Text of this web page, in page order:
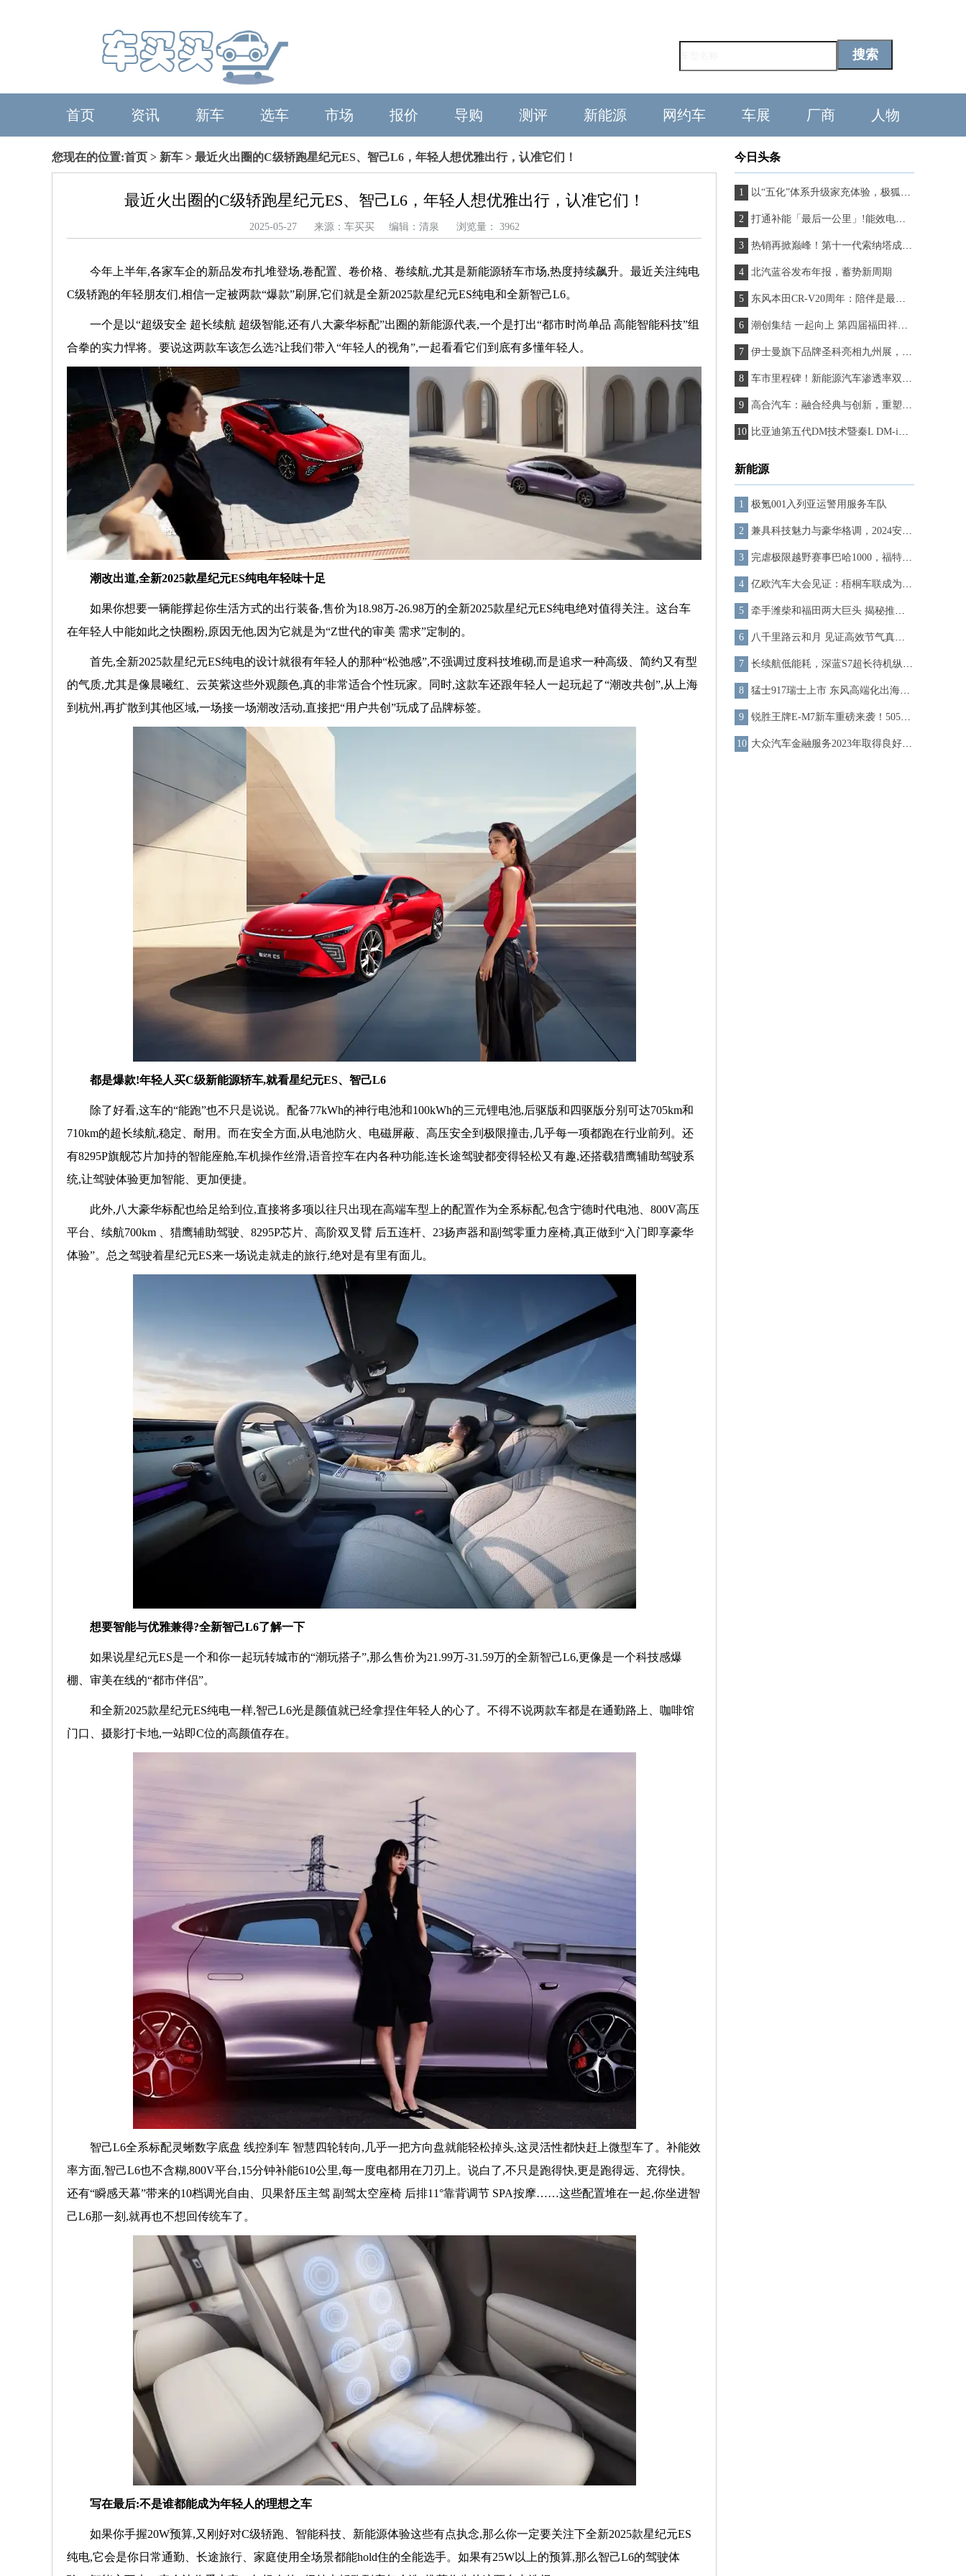
首页 资讯 新车 选车 市场 报价 导购 测评 新能源 网约车 车展 厂商 人物
您现在的位置:首页 > 新车 > 最近火出圈的C级轿跑星纪元ES、智己L6，年轻人想优雅出行，认准它们！
最近火出圈的C级轿跑星纪元ES、智己L6，年轻人想优雅出行，认准它们！
2025-05-27 来源：车买买 编辑：清泉 浏览量： 3962
今年上半年,各家车企的新品发布扎堆登场,卷配置、卷价格、卷续航,尤其是新能源轿车市场,热度持续飙升。最近关注纯电
C级轿跑的年轻朋友们,相信一定被两款“爆款”刷屏,它们就是全新2025款星纪元ES纯电和全新智己L6。
一个是以“超级安全 超长续航 超级智能,还有八大豪华标配”出圈的新能源代表,一个是打出“都市时尚单品 高能智能科技”组
合拳的实力悍将。要说这两款车该怎么选?让我们带入“年轻人的视角”,一起看看它们到底有多懂年轻人。
潮改出道,全新2025款星纪元ES纯电年轻味十足
如果你想要一辆能撑起你生活方式的出行装备,售价为18.98万-26.98万的全新2025款星纪元ES纯电绝对值得关注。这台车
在年轻人中能如此之快圈粉,原因无他,因为它就是为“Z世代的审美 需求”定制的。
首先,全新2025款星纪元ES纯电的设计就很有年轻人的那种“松弛感”,不强调过度科技堆砌,而是追求一种高级、简约又有型
的气质,尤其是像晨曦红、云英紫这些外观颜色,真的非常适合个性玩家。同时,这款车还跟年轻人一起玩起了“潮改共创”,从上海
到杭州,再扩散到其他区域,一场接一场潮改活动,直接把“用户共创”玩成了品牌标签。
都是爆款!年轻人买C级新能源轿车,就看星纪元ES、智己L6
除了好看,这车的“能跑”也不只是说说。配备77kWh的神行电池和100kWh的三元锂电池,后驱版和四驱版分别可达705km和
710km的超长续航,稳定、耐用。而在安全方面,从电池防火、电磁屏蔽、高压安全到极限撞击,几乎每一项都跑在行业前列。还
有8295P旗舰芯片加持的智能座舱,车机操作丝滑,语音控车在内各种功能,连长途驾驶都变得轻松又有趣,还搭载猎鹰辅助驾驶系
统,让驾驶体验更加智能、更加便捷。
此外,八大豪华标配也给足给到位,直接将多项以往只出现在高端车型上的配置作为全系标配,包含宁德时代电池、800V高压
平台、续航700km 、猎鹰辅助驾驶、8295P芯片、高阶双叉臂 后五连杆、23扬声器和副驾零重力座椅,真正做到“入门即享豪华
体验”。总之驾驶着星纪元ES来一场说走就走的旅行,绝对是有里有面儿。
想要智能与优雅兼得?全新智己L6了解一下
如果说星纪元ES是一个和你一起玩转城市的“潮玩搭子”,那么售价为21.99万-31.59万的全新智己L6,更像是一个科技感爆
棚、审美在线的“都市伴侣”。
和全新2025款星纪元ES纯电一样,智己L6光是颜值就已经拿捏住年轻人的心了。不得不说两款车都是在通勤路上、咖啡馆
门口、摄影打卡地,一站即C位的高颜值存在。
智己L6全系标配灵蜥数字底盘 线控刹车 智慧四轮转向,几乎一把方向盘就能轻松掉头,这灵活性都快赶上微型车了。补能效
率方面,智己L6也不含糊,800V平台,15分钟补能610公里,每一度电都用在刀刃上。说白了,不只是跑得快,更是跑得远、充得快。
还有“瞬感天幕”带来的10档调光自由、贝果舒压主驾 副驾太空座椅 后排11°靠背调节 SPA按摩……这些配置堆在一起,你坐进智
己L6那一刻,就再也不想回传统车了。
写在最后:不是谁都能成为年轻人的理想之车
如果你手握20W预算,又刚好对C级轿跑、智能科技、新能源体验这些有点执念,那么你一定要关注下全新2025款星纪元ES
纯电,它会是你日常通勤、长途旅行、家庭使用全场景都能hold住的全能选手。如果有25W以上的预算,那么智己L6的驾驶体
今日头条
以“五化”体系升级家充体验，极狐引领新能源用户服务新态势
​打通补能「最后一公里」!能效电气发布天璇充电桩:兼顾好看实用
热销再掀巅峰！第十一代索纳塔成为市场宠儿
北汽蓝谷发布年报，蓄势新周期
东风本田CR-V20周年：陪伴是最长情的告白，品质是最真诚的承诺
潮创集结 一起向上 第四届福田祥菱宠粉节引爆“尔滨”新流量
伊士曼旗下品牌圣科亮相九州展，品牌重塑战略塑造年轻出行新方式
车市里程碑！新能源汽车渗透率双破50%，燃油车面临生死大考！
高合汽车：融合经典与创新，重塑豪华纯电市场格局
比亚迪第五代DM技术暨秦L DM-i和海豹06 DM-i重磅发布 开创油耗2时代
新能源
极氪001入列亚运警用服务车队
兼具科技魅力与豪华格调，2024安行中国公益巡展新上汽奥迪A7L璀璨登场
完虐极限越野赛事巴哈1000，福特Ranger展现恐怖越野实力
亿欧汽车大会见证：梧桐车联成为智能电动车领域的创新翘楚
牵手潍柴和福田两大巨头 揭秘推出ZM6电动轻卡的大象汽车
八千里路云和月 见证高效节气真实力！欧曼银河燃气车横贯中国新鲜之旅正式启程
长续航低能耗，深蓝S7超长待机纵横“不夜城”
猛士917瑞士上市 东风高端化出海提速
锐胜王牌E-M7新车重磅来袭！505km超长续航 打造国民定制客运新标杆
大众汽车金融服务2023年取得良好业绩